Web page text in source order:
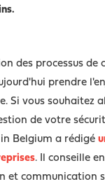
des processus de
prendre
Si vous souhaitez
de votre
Belgium a rédigé
. Il conseille
et communication